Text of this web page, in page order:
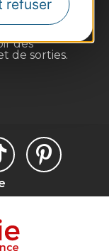
refuser
des
de sorties.